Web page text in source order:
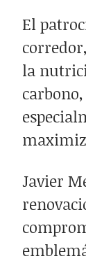
El
la
Javier